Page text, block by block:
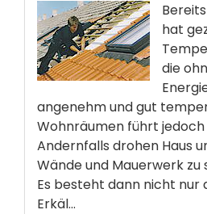
hat
die
angenehm und gut
Wohnräumen führt jedoch
Andernfalls drohen Haus
Wände und Mauerwerk zu
Es besteht dann nicht nur
Erkäl...